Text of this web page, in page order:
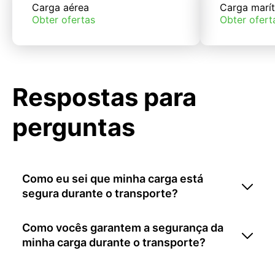
Carga aérea
Obter ofertas
Carga
Obter
Respostas para
perguntas
Como eu sei que minha carga está
segura durante o transporte?
Como vocês garantem a segurança da
minha carga durante o transporte?